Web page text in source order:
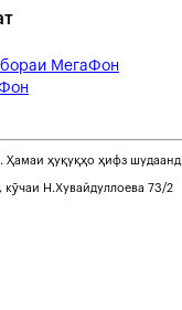
МегаФон
ҳуқуқҳо ҳифз шудаанд
Н.Хувайдуллоева 73/2